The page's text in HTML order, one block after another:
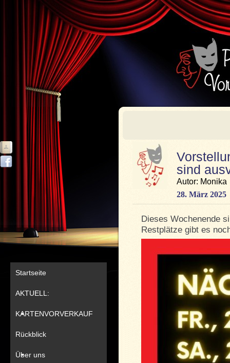
Startseite
AKTUELL:
KARTENVORVERKAUF
Rückblick
Über uns
sind
Autor: Monika
28. März 2025
Dieses Wochenende
Restplätze gibt es